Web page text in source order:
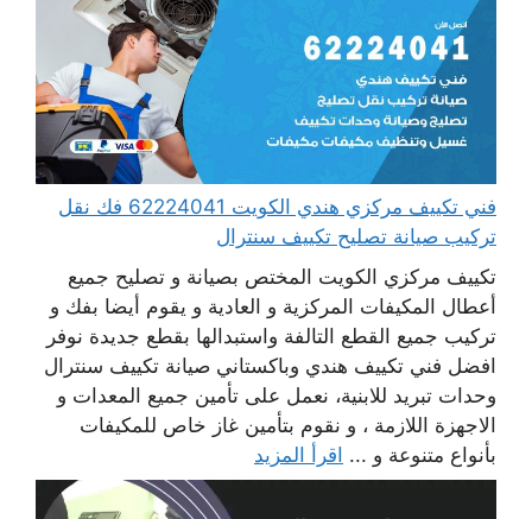
فني تكييف مركزي هندي الكويت 62224041 فك نقل
تركيب صيانة تصليح تكييف سنترال
تكييف مركزي الكويت المختص بصيانة و تصليح جميع
أعطال المكيفات المركزية و العادية و يقوم أيضا بفك و
تركيب جميع القطع التالفة واستبدالها بقطع جديدة نوفر
افضل فني تكييف هندي وباكستاني صيانة تكييف سنترال
وحدات تبريد للابنية، نعمل على تأمين جميع المعدات و
الاجهزة اللازمة ، و نقوم بتأمين غاز خاص للمكيفات
بأنواع متنوعة و ... اقرأ المزيد